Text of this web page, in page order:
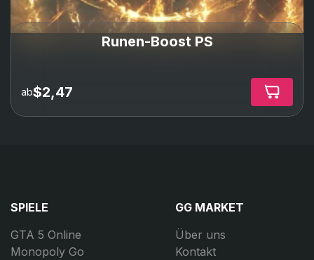
Runen-Boost PS
ab$2,47
SPIELE
GTA 5 Online
Monopoly Go
GG MARKET
Über uns
Kontakt